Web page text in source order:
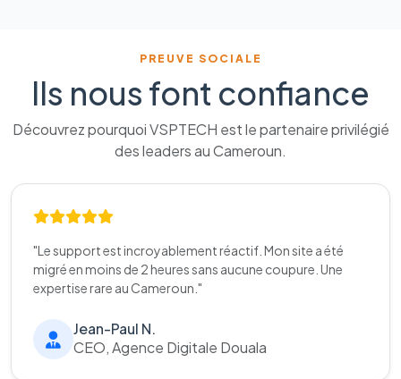
PREUVE SOCIALE
Ils nous font confiance
Découvrez pourquoi VSPTECH est le partenaire privilégié
des leaders au Cameroun.
"Le support est incroyablement réactif. Mon site a été
migré en moins de 2 heures sans aucune coupure. Une
expertise rare au Cameroun."
Jean-Paul N.
CEO, Agence Digitale Douala